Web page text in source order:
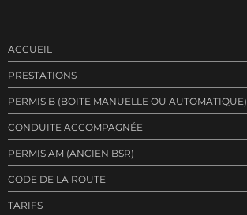
ACCUEIL
PRESTATIONS
PERMIS B (BOITE MANUELLE OU AUTOMATIQUE)
CONDUITE ACCOMPAGNÉE
PERMIS AM (ANCIEN BSR)
CODE DE LA ROUTE
TARIFS